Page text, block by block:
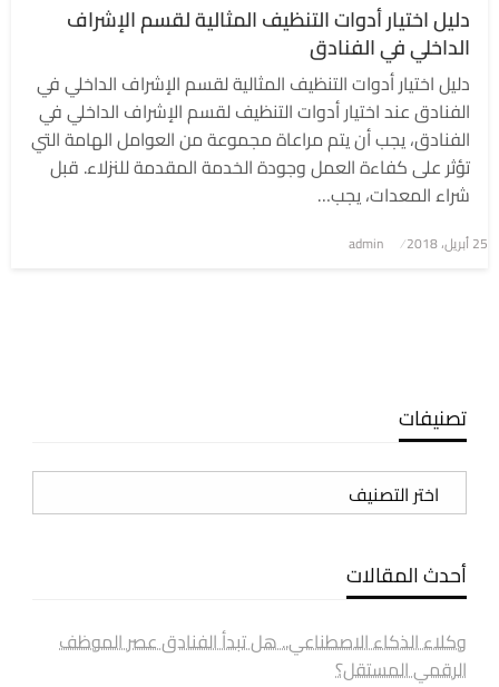
دليل اختيار أدوات التنظيف المثالية لقسم الإشراف
الداخلي في الفنادق
دليل اختيار أدوات التنظيف المثالية لقسم الإشراف الداخلي في
الفنادق عند اختيار أدوات التنظيف لقسم الإشراف الداخلي في
الفنادق، يجب أن يتم مراعاة مجموعة من العوامل الهامة التي
تؤثر على كفاءة العمل وجودة الخدمة المقدمة للنزلاء. قبل
شراء المعدات، يجب…
نُشر
25 أبريل، 2018 admin
تصنيفات
تصنيفات
أحدث المقالات
وكلاء الذكاء الاصطناعي.. هل تبدأ الفنادق عصر الموظف
الرقمي المستقل؟